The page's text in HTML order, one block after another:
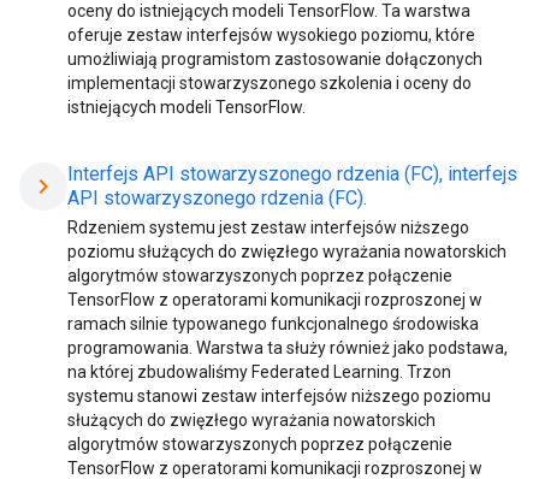
oceny do istniejących modeli TensorFlow. Ta warstwa
oferuje zestaw interfejsów wysokiego poziomu, które
umożliwiają programistom zastosowanie dołączonych
implementacji stowarzyszonego szkolenia i oceny do
istniejących modeli TensorFlow.
chevron_right
Interfejs API stowarzyszonego rdzenia (FC), interfejs
API stowarzyszonego rdzenia (FC).
Rdzeniem systemu jest zestaw interfejsów niższego
poziomu służących do zwięzłego wyrażania nowatorskich
algorytmów stowarzyszonych poprzez połączenie
TensorFlow z operatorami komunikacji rozproszonej w
ramach silnie typowanego funkcjonalnego środowiska
programowania. Warstwa ta służy również jako podstawa,
na której zbudowaliśmy Federated Learning. Trzon
systemu stanowi zestaw interfejsów niższego poziomu
służących do zwięzłego wyrażania nowatorskich
algorytmów stowarzyszonych poprzez połączenie
TensorFlow z operatorami komunikacji rozproszonej w